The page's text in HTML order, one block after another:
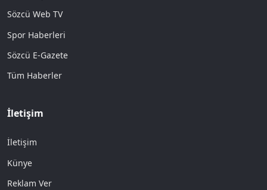
Sözcü Web TV
Spor Haberleri
Sözcü E-Gazete
Tüm Haberler
İletişim
İletişim
Künye
Reklam Ver